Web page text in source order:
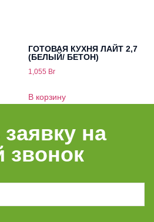
ГОТОВАЯ КУХНЯ ЛАЙТ 2,7
(БЕЛЫЙ/ БЕТОН)
1,055 Br
В корзину
на
звонок